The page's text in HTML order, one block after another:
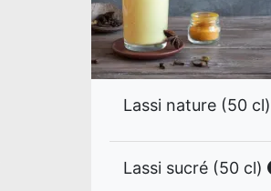
Lassi nature (50 cl)
Lassi sucré (50 cl)